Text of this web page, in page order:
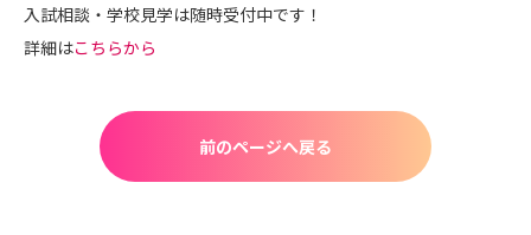
入試相談・学校見学は随時受付中です！
詳細はこちらから
前のページへ戻る